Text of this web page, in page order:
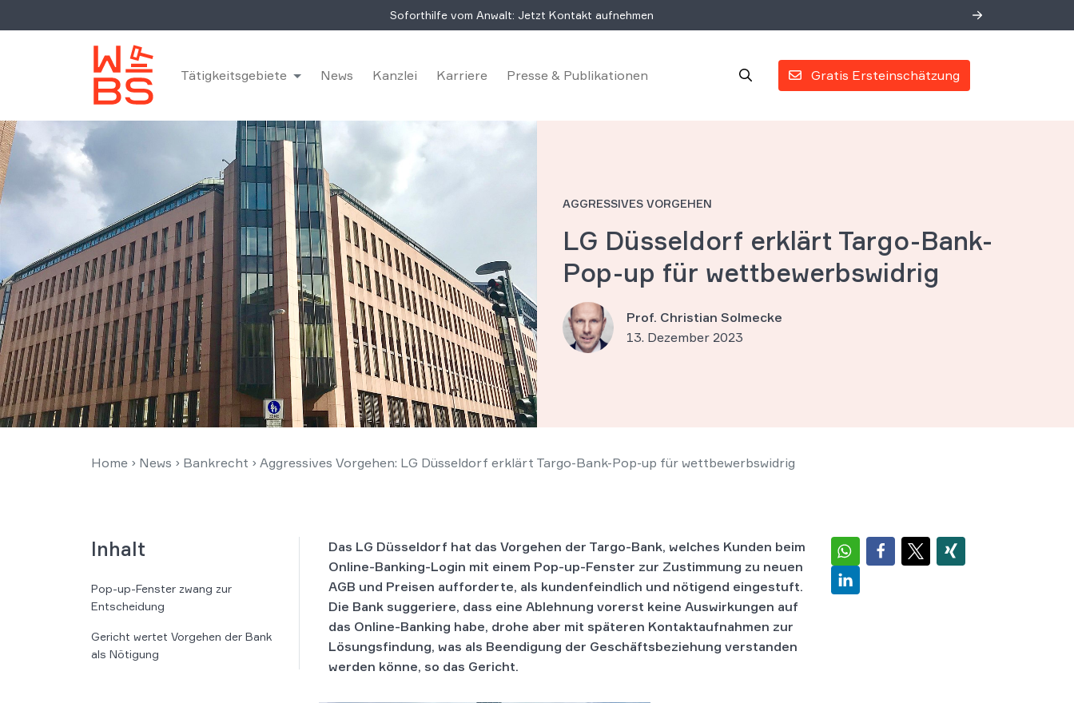
Soforthilfe vom Anwalt: Jetzt Kontakt aufnehmen
Gratis Ersteinschätzung
Tätigkeitsgebiete News Kanzlei Karriere Presse & Publikationen
AGGRESSIVES VORGEHEN
LG Düsseldorf erklärt Targo-Bank-
Pop-up für wettbewerbswidrig
Prof. Christian Solmecke
13. Dezember 2023
Home › News › Bankrecht › Aggressives Vorgehen: LG Düsseldorf erklärt Targo-Bank-Pop-up für wettbewerbswidrig
Inhalt
Pop-up-Fenster zwang zur
Entscheidung
Gericht wertet Vorgehen der Bank
als Nötigung
Das LG Düsseldorf hat das Vorgehen der Targo-Bank, welches Kunden beim
Online-Banking-Login mit einem Pop-up-Fenster zur Zustimmung zu neuen
AGB und Preisen aufforderte, als kundenfeindlich und nötigend eingestuft.
Die Bank suggeriere, dass eine Ablehnung vorerst keine Auswirkungen auf
das Online-Banking habe, drohe aber mit späteren Kontaktaufnahmen zur
Lösungsfindung, was als Beendigung der Geschäftsbeziehung verstanden
werden könne, so das Gericht.